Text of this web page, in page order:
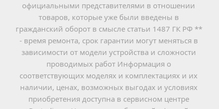
официальными представителями в отношении
товаров, которые уже были введены в
гражданский оборот в смысле статьи 1487 ГК РФ **
- время ремонта, срок гарантии могут меняться в
зависимости от модели устройства и сложности
проводимых работ Информация о
соответствующих моделях и комплектациях и их
наличии, ценах, возможных выгодах и условиях
приобретения доступна в сервисном центре